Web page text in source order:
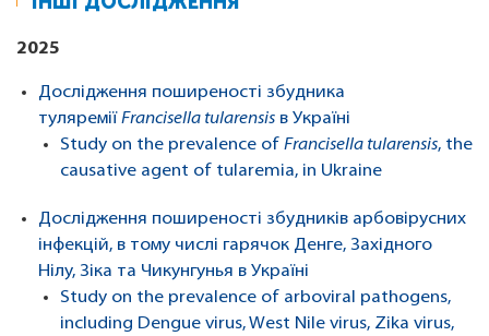
2025
Дослідження поширеності збудника
туляреміїFrancisella tularensis в Україні
Study on the prevalence of Francisella tularensis, the
causative agent of tularemia, in Ukraine
Дослідження поширеності збудників арбовірусних
інфекцій, в тому числі гарячок Денге, Західного
Нілу, Зіка та Чикунгунья в Україні
Study on the prevalence of arboviral pathogens,
including Dengue virus, West Nile virus, Zika virus,